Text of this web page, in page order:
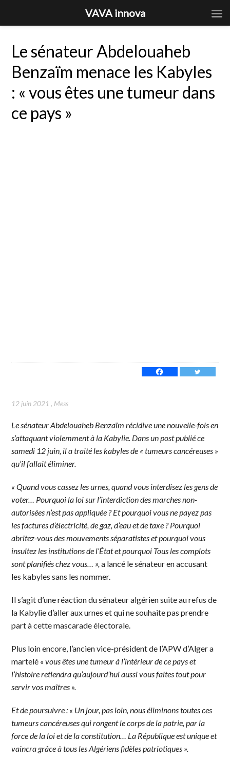
Le sénateur Abdelouaheb
Benzaïm menace les Kabyles
: « vous êtes une tumeur dans
ce pays »
12 juin 2021 , Mess
Le sénateur Abdelouaheb Benzaïm récidive une nouvelle-fois en
s’attaquant violemment à la Kabylie. Dans un post publié ce
samedi 12 juin, il a traité les kabyles de « tumeurs cancéreuses »
qu’il fallait éliminer.
« Quand vous cassez les urnes, quand vous interdisez les gens de
voter… Pourquoi la loi sur l’interdiction des marches non-
autorisées n’est pas appliquée ? Et pourquoi vous ne payez pas
les factures d’électricité, de gaz, d’eau et de taxe ? Pourquoi
abritez-vous des mouvements séparatistes et pourquoi vous
insultez les institutions de l’État et pourquoi Tous les complots
sont planifiés chez vous… »,a lancé le sénateur en accusant
les kabyles sans les nommer.
Il s’agit d’une réaction du sénateur algérien suite au refus de
la Kabylie d’aller aux urnes et qui ne souhaite pas prendre
part à cette mascarade électorale.
Plus loin encore, l’ancien vice-président de l’APW d’Alger a
martelé « vous êtes une tumeur à l’intérieur de ce pays et
l’histoire retiendra qu’aujourd’hui aussi vous faites tout pour
servir vos maîtres ».
Et de poursuivre : « Un jour, pas loin, nous éliminons toutes ces
tumeurs cancéreuses qui rongent le corps de la patrie, par la
force de la loi et de la constitution… La République est unique et
vaincra grâce à tous les Algériens fidèles patriotiques ».
VAVA innova